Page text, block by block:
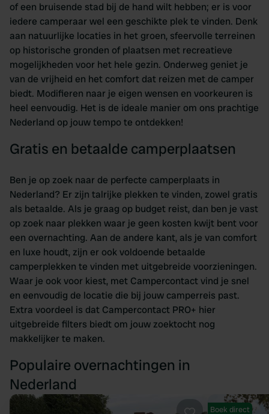
of een bruisende stad bij de hand wilt hebben; er is voor
iedere camperaar wel een geschikte plek te vinden. Denk
aan natuurlijke locaties in het groen, sfeervolle terreinen
op historische gronden of plaatsen met recreatieve
mogelijkheden voor het hele gezin. Onderweg geniet je
van de vrijheid en het comfort dat reizen met de camper
biedt. Modifieren naar je eigen wensen en voorkeuren is
heel eenvoudig. Het is de ideale manier om ons prachtige
Nederland op jouw tempo te ontdekken!
Gratis en betaalde camperplaatsen
Ben je op zoek naar de perfecte camperplaats in
Nederland? Er zijn talrijke plekken te vinden, zowel gratis
als betaalde. Als je graag op budget reist, dan ben je vast
op zoek naar plekken waar je geen kosten kwijt bent voor
een overnachting. Aan de andere kant, als je van comfort
en luxe houdt, zijn er ook voldoende betaalde
camperplekken te vinden met uitgebreide voorzieningen.
Waar je ook voor kiest, met Campercontact vind je snel
en eenvoudig de locatie die bij jouw camperreis past.
Extra voordeel is dat Campercontact PRO+ hier
uitgebreide filters biedt om jouw zoektocht nog
makkelijker te maken.
Populaire overnachtingen in
Nederland
Boek direct